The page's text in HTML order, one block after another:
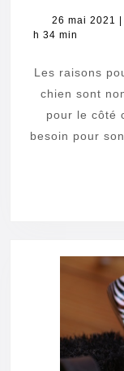
26 mai 2021
26
|
h 34 min
Les raisons
chien sont
pour le côté
besoin pour